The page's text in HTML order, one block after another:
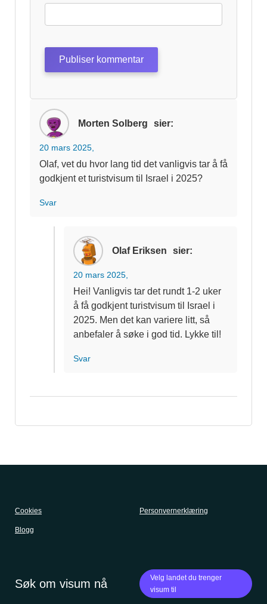
Morten Solberg sier:
20 mars 2025,
Olaf, vet du hvor lang tid det vanligvis tar å få
godkjent et turistvisum til Israel i 2025?
Svar
Olaf Eriksen sier:
20 mars 2025,
Hei! Vanligvis tar det rundt 1-2 uker
å få godkjent turistvisum til Israel i
2025. Men det kan variere litt, så
anbefaler å søke i god tid. Lykke til!
Svar
Cookies Personvernerklæring
Blogg
Søk om visum nå
Velg landet du trenger
visum til